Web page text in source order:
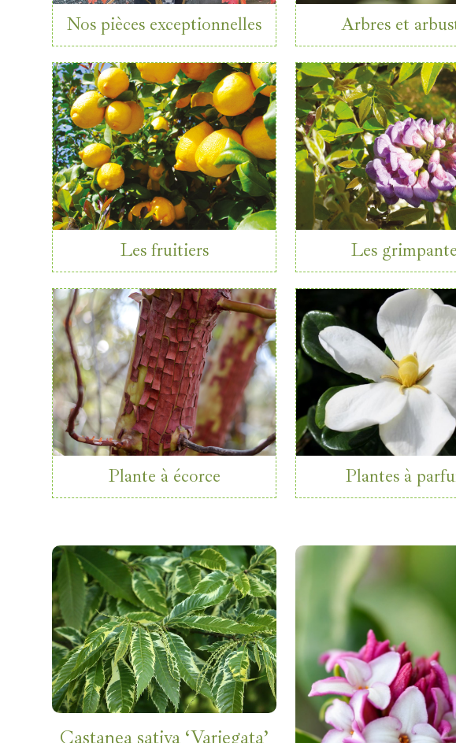
Nos pièces exceptionnelles Arbres et
Les fruitiers Les
Plante à écorce Plantes à
Castanea sativa ‘Variegata’